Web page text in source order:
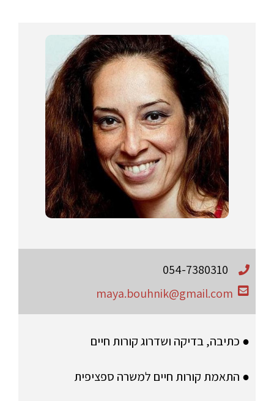
054-7380310
maya.bouhnik@gmail.com
● כתיבה, בדיקה ושדרוג קורות חיים
● התאמת קורות חיים למשרה ספציפית